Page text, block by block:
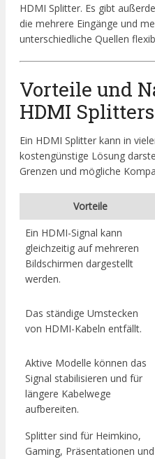
HDMI Splitter. Es gibt
die mehrere Eingänge und
unterschiedliche Quellen
Vorteile und
HDMI Splitters
Ein HDMI Splitter kann in
kostengünstige Lösung
Grenzen und mögliche
Vorteile
Ein HDMI-Signal kann
gleichzeitig auf mehreren
Bildschirmen dargestellt
werden.
Das ständige Umstecken
von HDMI-Kabeln entfällt.
Aktive Modelle können das
Signal stabilisieren und für
längere Kabelwege
aufbereiten.
Splitter sind für Heimkino,
Gaming, Präsentationen und